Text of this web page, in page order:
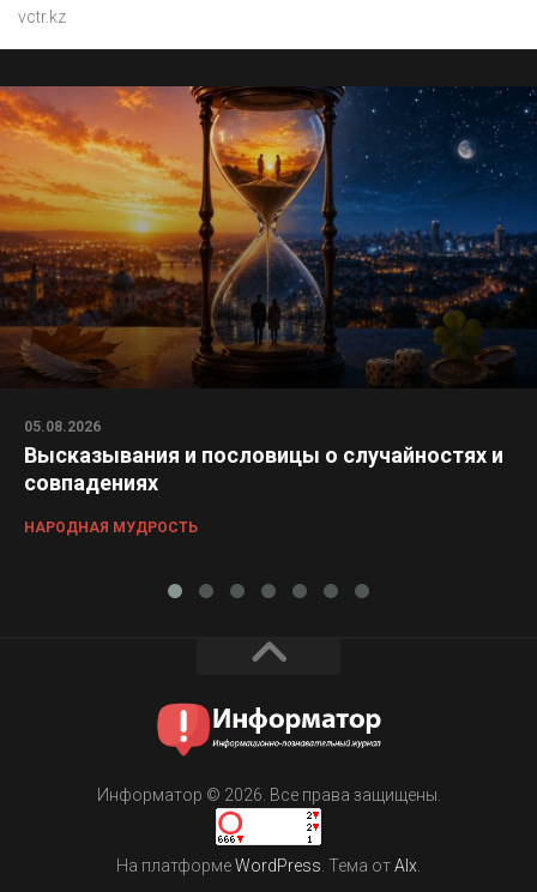
vctr.kz
05.08.2026
Высказывания и пословицы о случайностях и
совпадениях
НАРОДНАЯ МУДРОСТЬ
Информатор © 2026. Все права защищены.
На платформеWordPress. Тема отAlx.